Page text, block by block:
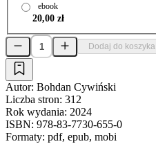
ebook
20,00 zł
Dodaj do koszyka
Autor: Bohdan Cywiński
Liczba stron: 312
Rok wydania: 2024
ISBN: 978-83-7730-655-0
Formaty: pdf, epub, mobi